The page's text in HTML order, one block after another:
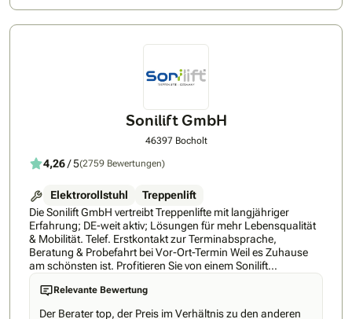
besonders stark bei individuell anspruchsvollen
Sondergrundrissen oder komplexen baulichen
Gegebenheiten finden wir eine passgenaue, saubere Lösung
auf einen Blick • Kostenloser Vor-Ort-Beratungstermin inkl.
individueller Bedarfsermittlung • Herstellerunabhängige,
ehrliche Beratung – die Lösung steht im Mittelpunkt, nicht das
regelmäßigen Herstellerschulungen
Sonilift GmbH
46397 Bocholt
4,26/ 5(2759 Bewertungen)
Elektrorollstuhl
Treppenlift
Die Sonilift GmbH vertreibt Treppenlifte mit langjähriger
Erfahrung; DE-weit aktiv; Lösungen für mehr Lebensqualität
& Mobilität. Telef. Erstkontakt zur Terminabsprache,
Beratung & Probefahrt bei Vor-Ort-Termin Weil es Zuhause
am schönsten ist. Profitieren Sie von einem Sonilift
Treppenlift, damit auch Ihr Zuhause Ihr Zuhause bleibt.
Exzellenter Service & umfassende Beratung - Ihr Partner für
Ihren Treppenlift - alles aus einer Hand! Auch nach
Relevante Bewertung
Der Berater top, der Preis im Verhältnis zu den anderen